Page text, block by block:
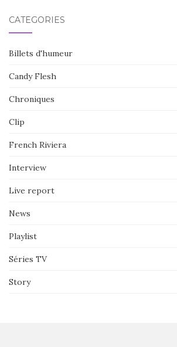
CATÉGORIES
Billets d'humeur
Candy Flesh
Chroniques
Clip
French Riviera
Interview
Live report
News
Playlist
Séries TV
Story